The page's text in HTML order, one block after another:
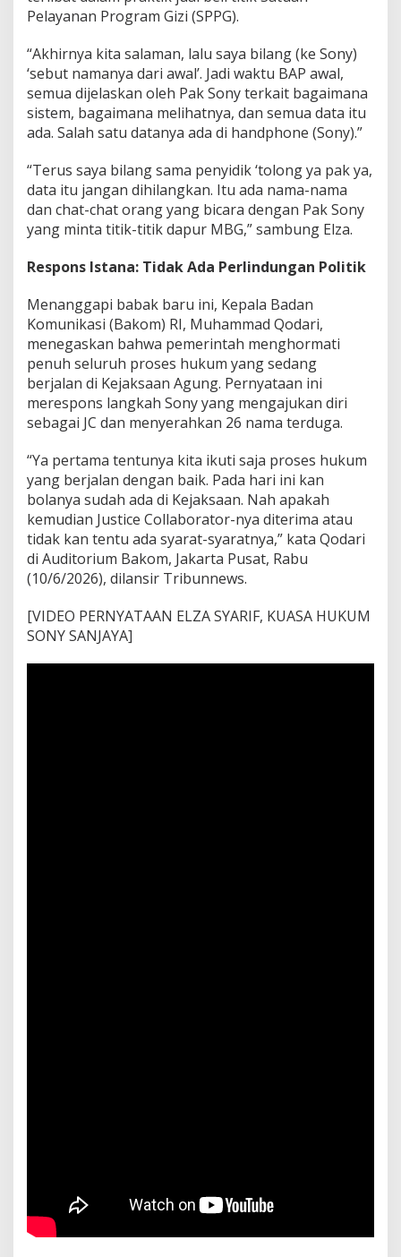
Pelayanan Program Gizi (SPPG).
“Akhirnya kita salaman, lalu saya bilang (ke Sony)
‘sebut namanya dari awal’. Jadi waktu BAP awal,
semua dijelaskan oleh Pak Sony terkait bagaimana
sistem, bagaimana melihatnya, dan semua data itu
ada. Salah satu datanya ada di handphone (Sony).”
“Terus saya bilang sama penyidik ‘tolong ya pak ya,
data itu jangan dihilangkan. Itu ada nama-nama
dan chat-chat orang yang bicara dengan Pak Sony
yang minta titik-titik dapur MBG,” sambung Elza.
Respons Istana: Tidak Ada Perlindungan Politik
Menanggapi babak baru ini, Kepala Badan
Komunikasi (Bakom) RI, Muhammad Qodari,
menegaskan bahwa pemerintah menghormati
penuh seluruh proses hukum yang sedang
berjalan di Kejaksaan Agung. Pernyataan ini
merespons langkah Sony yang mengajukan diri
sebagai JC dan menyerahkan 26 nama terduga.
“Ya pertama tentunya kita ikuti saja proses hukum
yang berjalan dengan baik. Pada hari ini kan
bolanya sudah ada di Kejaksaan. Nah apakah
kemudian Justice Collaborator-nya diterima atau
tidak kan tentu ada syarat-syaratnya,” kata Qodari
di Auditorium Bakom, Jakarta Pusat, Rabu
(10/6/2026), dilansir Tribunnews.
[VIDEO PERNYATAAN ELZA SYARIF, KUASA HUKUM
SONY SANJAYA]